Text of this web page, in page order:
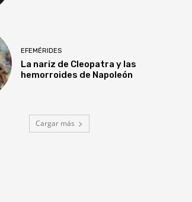
EFEMÉRIDES
La nariz de Cleopatra y las
hemorroides de Napoleón
Cargar más